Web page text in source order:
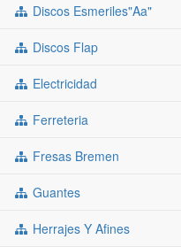
Discos Esmeriles"aa"
Discos Flap
Electricidad
Ferreteria
Fresas Bremen
Guantes
Herrajes Y Afines